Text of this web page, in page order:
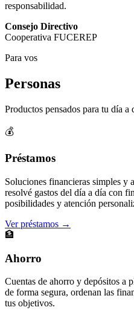
responsabilidad.
Consejo Directivo
Cooperativa FUCEREP
Para vos
Personas
Productos pensados para tu día a
💰
Préstamos
Soluciones financieras simples y
resolvé gastos del día a día con
posibilidades y atención
Ver préstamos →
🏦
Ahorro
Cuentas de ahorro y depósitos a
de forma segura, ordenan las
tus objetivos.